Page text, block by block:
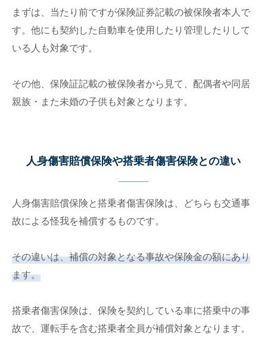
まずは、当たり前ですが保険証券記載の被保険者本人で
す。他にも契約した自動車を使用したり管理したりして
いる人も対象です。
その他、保険証記載の被保険者から見て、配偶者や同居
親族・また未婚の子供も対象となります。
人身傷害賠償保険や搭乗者傷害保険との違い
人身傷害賠償保険と搭乗者傷害保険は、どちらも交通事
故による怪我を補償するものです。
その違いは、補償の対象となる事故や保険金の額にあり
ます。
搭乗者傷害保険は、保険を契約している車に搭乗中の事
故で、運転手を含む搭乗者全員が補償対象となります。